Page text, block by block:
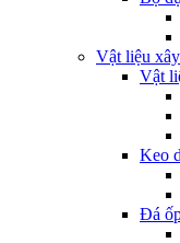
Vật liệu
Vật
Keo
Đá